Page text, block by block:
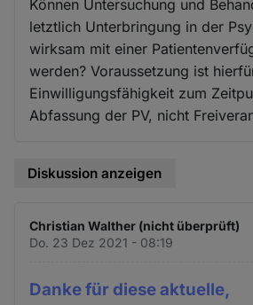
Können Untersuchung und
letztlich Unterbringung in der
wirksam mit einer
werden? Voraussetzung ist
Einwilligungsfähigkeit zum
Abfassung der PV, nicht
Diskussion anzeigen
Christian Walther (nicht überprüft)
Do. 23 Dez 2021 - 08:19
Danke für diese aktuelle,